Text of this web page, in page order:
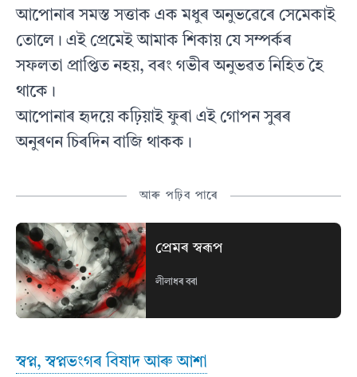
আপোনাৰ সমস্ত সত্তাক এক মধুৰ অনুভৱেৰে সেমেকাই
তোলে। এই প্ৰেমেই আমাক শিকায় যে সম্পৰ্কৰ
সফলতা প্ৰাপ্তিত নহয়, বৰং গভীৰ অনুভৱত নিহিত হৈ
থাকে।
আপোনাৰ হৃদয়ে কঢ়িয়াই ফুৰা এই গোপন সুৰৰ
অনুৰণন চিৰদিন বাজি থাকক।
আৰু পঢ়িব পাৰে
প্ৰেমৰ স্বৰূপ
লীলাধৰ বৰা
স্বপ্ন, স্বপ্নভংগৰ বিষাদ আৰু আশা